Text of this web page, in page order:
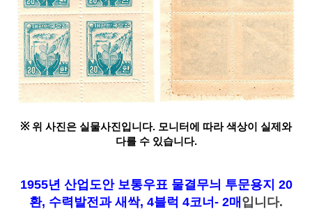
※ 위 사진은 실물사진입니다. 모니터에 따라 색상이 실제와
다를 수 있습니다.
1955년 산업도안 보통우표 물결무늬 투문용지 20
환, 수력발전과 새싹, 4블럭 4코너- 2매 입니다.